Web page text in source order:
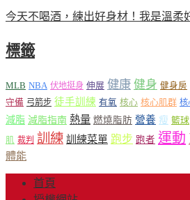
今天不喝酒，練出好身材！我是溫
標籤
MLB NBA 伏地挺身 伸展 健康 健身 健身房
守備 弓箭步 徒手訓練 有氧 核心 核心肌群 核
減脂 減脂指南 熱量 燃燒脂肪 營養 瘦 籃球
肌 裁判 訓練 訓練菜單 跑步 跑者 運動
體能
首頁